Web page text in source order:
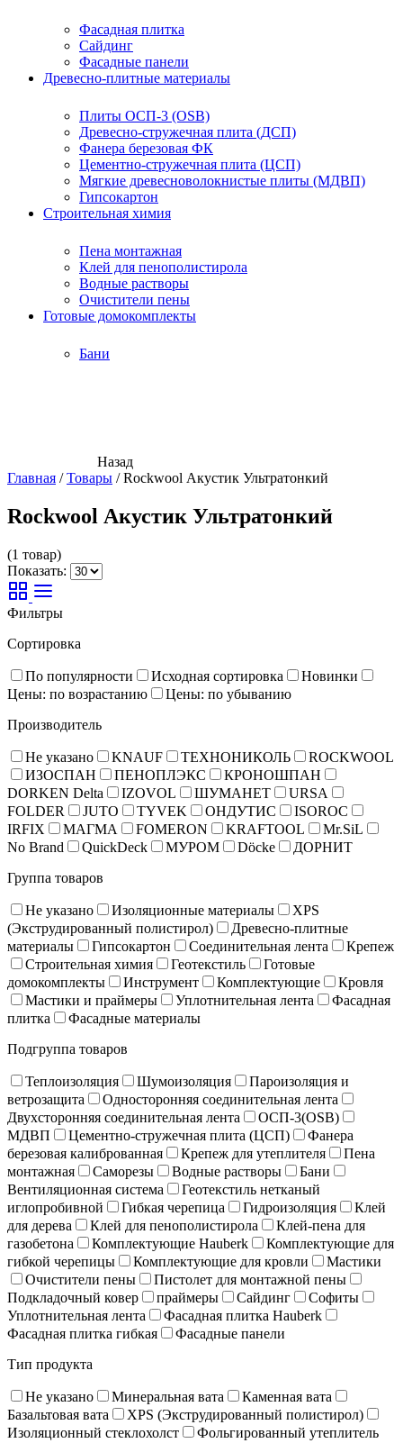
Фасадная плитка
Сайдинг
Фасадные панели
Древесно-плитные материалы
Плиты ОСП-3 (OSB)
Древесно-стружечная плита (ДСП)
Фанера березовая ФК
Цементно-стружечная плита (ЦСП)
Мягкие древесноволокнистые плиты (МДВП)
Гипсокартон
Строительная химия
Пена монтажная
Клей для пенополистирола
Водные растворы
Очистители пены
Готовые домокомплекты
Бани
Назад
Главная /Товары /Rockwool Акустик Ультратонкий
Rockwool Акустик Ультратонкий
(1 товар)
Показать:
Фильтры
Сортировка
По популярности Исходная сортировка
Новинки
Цены: по возрастанию
Цены: по убыванию
Производитель
Не указано KNAUF ТЕХНОНИКОЛЬ
ROCKWOOL
ИЗОСПАН
ПЕНОПЛЭКС
КРОНОШПАН
DORKEN Delta
IZOVOL ШУМАНЕТ
URSA
FOLDER
JUTO TYVEK ОНДУТИС
ISOROC
IRFIX
МАГМА FOMERON KRAFTOOL
Mr.SiL
No Brand
QuickDeck МУРОМ Döcke
ДОРНИТ
Группа товаров
Не указано Изоляционные материалы
XPS
(Экструдированный полистирол)
Древесно-плитные
материалы
Гипсокартон Соединительная лента
Крепеж
Строительная химия
Геотекстиль
Готовые
домокомплекты
Инструмент Комплектующие
Кровля
Мастики и праймеры
Уплотнительная лента
Фасадная
плитка
Фасадные материалы
Подгруппа товаров
Теплоизоляция Шумоизоляция
Пароизоляция и
ветрозащита
Односторонняя соединительная лента
Двухсторонняя соединительная лента
ОСП-3(OSB)
МДВП
Цементно-стружечная плита (ЦСП)
Фанера
березовая калиброванная
Крепеж для утеплителя
Пена
монтажная
Саморезы Водные растворы
Бани
Вентиляционная система
Геотекстиль нетканый
иглопробивной
Гибкая черепица Гидроизоляция
Клей
для дерева
Клей для пенополистирола
Клей-пена для
газобетона
Комплектующие Hauberk
Комплектующие для
гибкой черепицы
Комплектующие для кровли
Мастики
Очистители пены
Пистолет для монтажной пены
Подкладочный ковер
праймеры Сайдинг
Софиты
Уплотнительная лента
Фасадная плитка Hauberk
Фасадная плитка гибкая
Фасадные панели
Тип продукта
Не указано Минеральная вата
Каменная вата
Базальтовая вата
XPS (Экструдированный полистирол)
Изоляционный стеклохолст
Фольгированный утеплитель